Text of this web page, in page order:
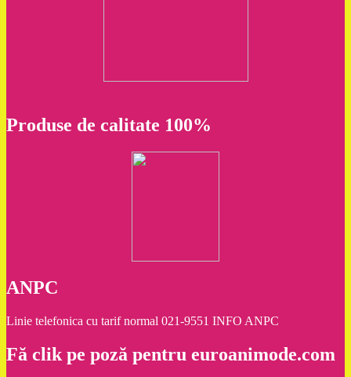
Produse de calitate 100%
ANPC
Linie telefonica cu tarif normal 021-9551 INFO ANPC
Fă clik pe poză pentru euroanimode.com